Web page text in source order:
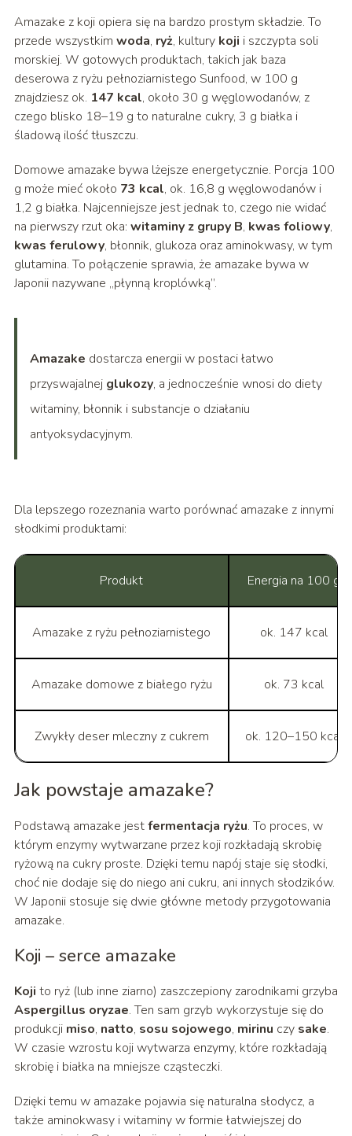
Amazake z koji opiera się na bardzo prostym składzie. To
przede wszystkim woda, ryż, kultury koji i szczypta soli
morskiej. W gotowych produktach, takich jak baza
deserowa z ryżu pełnoziarnistego Sunfood, w 100 g
znajdziesz ok. 147 kcal, około 30 g węglowodanów, z
czego blisko 18–19 g to naturalne cukry, 3 g białka i
śladową ilość tłuszczu.
Domowe amazake bywa lżejsze energetycznie. Porcja 100
g może mieć około 73 kcal, ok. 16,8 g węglowodanów i
1,2 g białka. Najcenniejsze jest jednak to, czego nie widać
na pierwszy rzut oka: witaminy z grupy B, kwas foliowy,
kwas ferulowy, błonnik, glukoza oraz aminokwasy, w tym
glutamina. To połączenie sprawia, że amazake bywa w
Japonii nazywane „płynną kroplówką”.
Amazake dostarcza energii w postaci łatwo
przyswajalnej glukozy, a jednocześnie wnosi do diety
witaminy, błonnik i substancje o działaniu
antyoksydacyjnym.
Dla lepszego rozeznania warto porównać amazake z innymi
słodkimi produktami:
Produkt Energia na 100 g
Amazake z ryżu pełnoziarnistego ok. 147 kcal
Amazake domowe z białego ryżu ok. 73 kcal
Zwykły deser mleczny z cukrem ok. 120–150 kcal
Jak powstaje amazake?
Podstawą amazake jestfermentacja ryżu. To proces, w
którym enzymy wytwarzane przez koji rozkładają skrobię
ryżową na cukry proste. Dzięki temu napój staje się słodki,
choć nie dodaje się do niego ani cukru, ani innych słodzików.
W Japonii stosuje się dwie główne metody przygotowania
amazake.
Koji – serce amazake
Koji to ryż (lub inne ziarno) zaszczepiony zarodnikami grzyba
Aspergillus oryzae. Ten sam grzyb wykorzystuje się do
produkcji miso, natto, sosu sojowego, mirinu czy sake.
W czasie wzrostu koji wytwarza enzymy, które rozkładają
skrobię i białka na mniejsze cząsteczki.
Dzięki temu w amazake pojawia się naturalna słodycz, a
także aminokwasy i witaminy w formie łatwiejszej do